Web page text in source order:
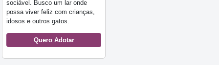
sociável. Busco um lar onde
possa viver feliz com crianças,
idosos e outros gatos.
Quero Adotar